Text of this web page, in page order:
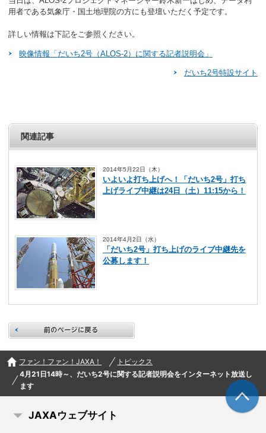
用者である気象庁・国土地理院の方にも登壇いただく予定です。
詳しい情報は下記をご参照ください。
映像情報「だいち2号（ALOS-2）に関する記者説明会」
だいち2号特設サイト
関連記事
2014年5月22日（木）
いよいよ打ち上げへ！「だいち2号」打ち
上げライブ中継は24日（土）11:15から！
2014年4月2日（水）
「だいち2号」打ち上げのライブ中継先を
公募します！
ファン！ファン！JAXA！
トピックス
4月21日14時～、だいち2号に関する記者説明会をインターネット放送し
ます
JAXAウェブサイト